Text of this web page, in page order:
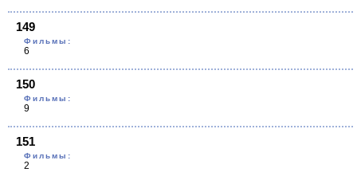
149
Фильмы:
6
150
Фильмы:
9
151
Фильмы:
2